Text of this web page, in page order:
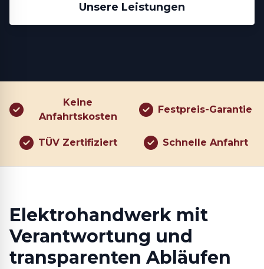
Unsere Leistungen
Keine
Anfahrtskosten
Festpreis-Garantie
TÜV Zertifiziert Schnelle Anfahrt
Elektrohandwerk mit
Verantwortung und
transparenten Abläufen